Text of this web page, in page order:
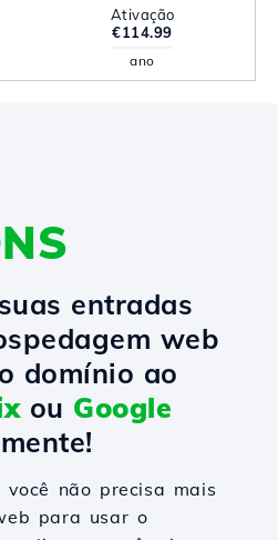
Ativação
€114.99
ano
entradas
web
domínio ao
ou Google
você não precisa mais
para usar o